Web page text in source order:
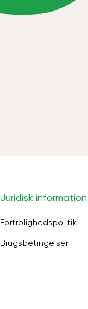
Juridisk information
Fortrolighedspolitik
Brugsbetingelser